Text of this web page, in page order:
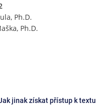
Ph.D.
Ph.D.
jinak získat přístup k textu